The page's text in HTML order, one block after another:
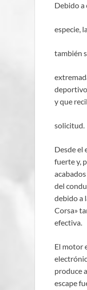
Debido a
especie,
también
y que
solicitud.
Desde el
fuerte y,
del
debido a
Corsa»
efectiva.
El motor
produce
escape